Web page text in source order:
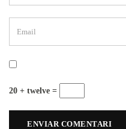
20 + twelve =